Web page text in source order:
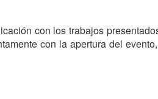
con los trabajos
con la apertura del